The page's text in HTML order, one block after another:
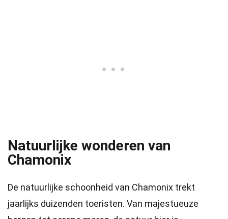
Natuurlijke wonderen van
Chamonix
De natuurlijke schoonheid van Chamonix trekt
jaarlijks duizenden toeristen. Van majestueuze